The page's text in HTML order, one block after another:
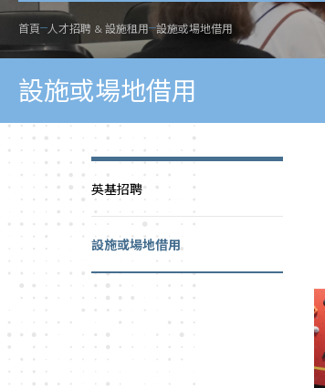
首頁 人才招聘 & 設施租用 設施或場地借用
設施或場地借用
英基招聘
設施或場地借用